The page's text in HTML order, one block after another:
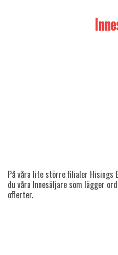
På våra lite större filialer Hisings
du våra Innesäljare som lägger
offerter.